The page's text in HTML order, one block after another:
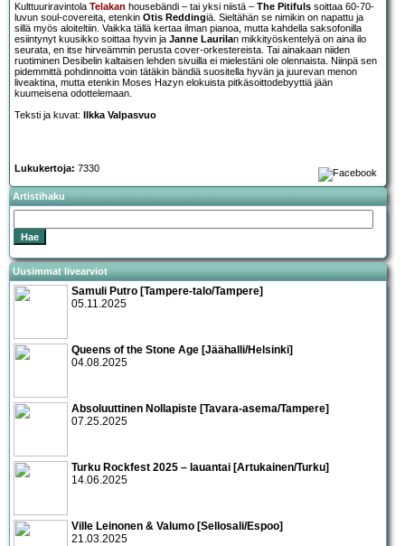
Kulttuuriravintola Telakan housebändi – tai yksi niistä – The Pitifuls soittaa 60-70-
luvun soul-covereita, etenkin Otis Reddingiä. Sieltähän se nimikin on napattu ja
sillä myös aloiteltiin. Vaikka tällä kertaa ilman pianoa, mutta kahdella saksofonilla
esiintynyt kuusikko soittaa hyvin ja Janne Laurilan mikkityöskentelyä on aina ilo
seurata, en itse hirveämmin perusta cover-orkestereista. Tai ainakaan niiden
ruotiminen Desibelin kaltaisen lehden sivuilla ei mielestäni ole olennaista. Niinpä sen
pidemmittä pohdinnoitta voin tätäkin bändiä suositella hyvän ja juurevan menon
liveaktina, mutta etenkin Moses Hazyn elokuista pitkäsoittodebyyttiä jään
kuumeisena odottelemaan.
Teksti ja kuvat:
Ilkka Valpasvuo
Lukukertoja: 7330
Artistihaku
Uusimmat livearviot
Samuli Putro [Tampere-talo/Tampere]
05.11.2025
Queens of the Stone Age [Jäähalli/Helsinki]
04.08.2025
Absoluuttinen Nollapiste [Tavara-asema/Tampere]
07.25.2025
Turku Rockfest 2025 – lauantai [Artukainen/Turku]
14.06.2025
Ville Leinonen & Valumo [Sellosali/Espoo]
21.03.2025